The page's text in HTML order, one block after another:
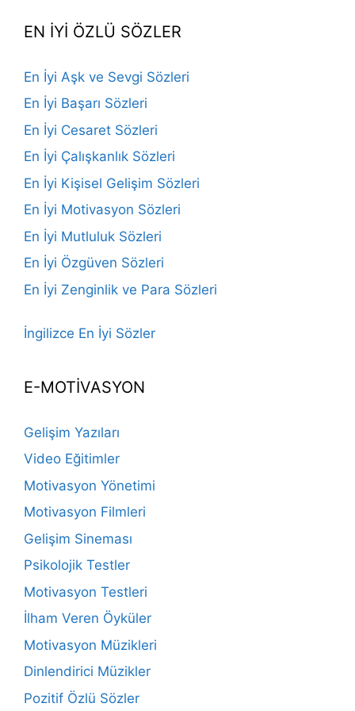
EN İYİ ÖZLÜ SÖZLER
En İyi Aşk ve Sevgi Sözleri
En İyi Başarı Sözleri
En İyi Cesaret Sözleri
En İyi Çalışkanlık Sözleri
En İyi Kişisel Gelişim Sözleri
En İyi Motivasyon Sözleri
En İyi Mutluluk Sözleri
En İyi Özgüven Sözleri
En İyi Zenginlik ve Para Sözleri
İngilizce En İyi Sözler
E-MOTİVASYON
Gelişim Yazıları
Video Eğitimler
Motivasyon Yönetimi
Motivasyon Filmleri
Gelişim Sineması
Psikolojik Testler
Motivasyon Testleri
İlham Veren Öyküler
Motivasyon Müzikleri
Dinlendirici Müzikler
Pozitif Özlü Sözler